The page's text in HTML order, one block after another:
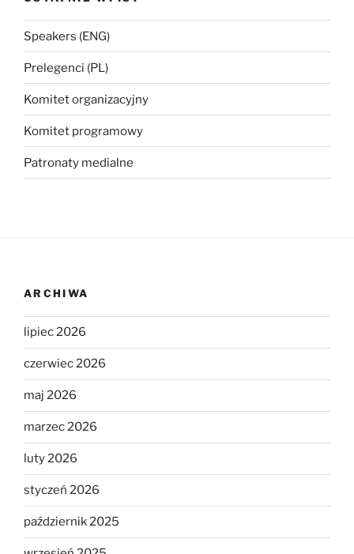
Speakers (ENG)
Prelegenci (PL)
Komitet organizacyjny
Komitet programowy
Patronaty medialne
ARCHIWA
lipiec 2026
czerwiec 2026
maj 2026
marzec 2026
luty 2026
styczeń 2026
październik 2025